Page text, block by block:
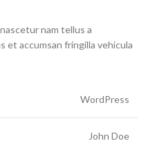
nam tellus a
et accumsan fringilla vehicula
WordPress
John Doe